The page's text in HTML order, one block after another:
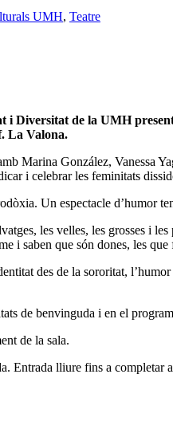
UMH, Teatre
i Diversitat de la UMH
La Valona.
Marina González, Vanessa
i celebrar les feminitats
Un espectacle d’humor
les velles, les grosses i
i saben que són dones, les
des de la sororitat,
de benvinguda i en el
de la sala.
Entrada lliure fins a completar